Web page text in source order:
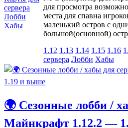
сервера
Лобби
Хабы
для просмотра
места для спавна
маленький остров с
большой(основной)
1.12 1.13 1.14 1.15 1.16
сервера Лобби Хабы
🌍 Сезонные лобби /
Майнкрафт 1.12.2 —